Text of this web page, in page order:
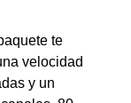
te
velocidad
y un